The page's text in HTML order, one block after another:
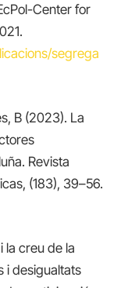
Center for
segrega
B (2023). La
Revista
(183), 39–56.
la creu de la
i desigualtats